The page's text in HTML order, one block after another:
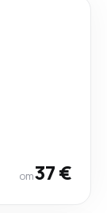
от37 €